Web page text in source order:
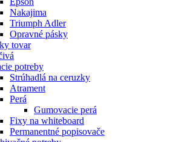
Nakajima
Triumph Adler
Opravné pásky
tovar
potreby
Strúhadlá na ceruzky
Atrament
Perá
Gumovacie perá
Fixy na whiteboard
Permanentné popisovače